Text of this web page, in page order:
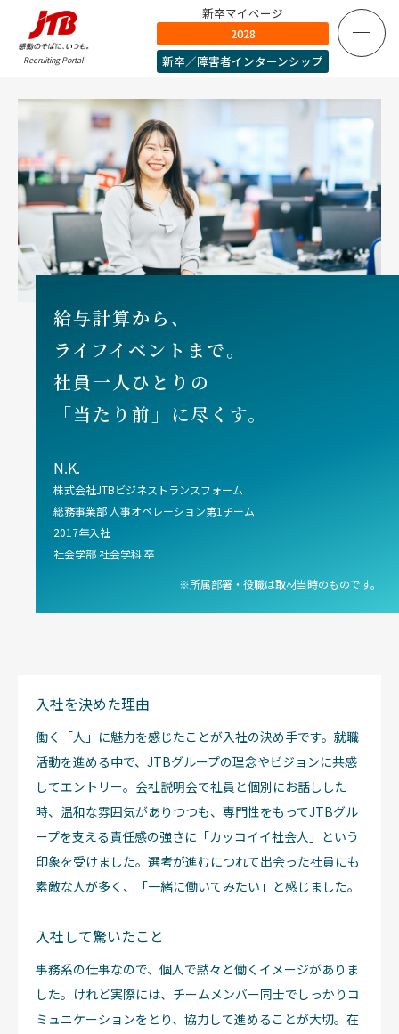
Recruiting Portal
新卒マイページ
2028
新卒／障害者インターンシップ
給与計算から、
ライフイベントまで。
社員一人ひとりの
「当たり前」に尽くす。
N.K.
株式会社JTBビジネストランスフォーム
総務事業部 人事オペレーション第1チーム
2017年入社
社会学部 社会学科 卒
※所属部署・役職は取材当時のものです。
入社を決めた理由
働く「人」に魅力を感じたことが入社の決め手です。就職
活動を進める中で、JTBグループの理念やビジョンに共感
してエントリー。会社説明会で社員と個別にお話しした
時、温和な雰囲気がありつつも、専門性をもってJTBグル
ープを支える責任感の強さに「カッコイイ社会人」という
印象を受けました。選考が進むにつれて出会った社員にも
素敵な人が多く、「一緒に働いてみたい」と感じました。
入社して驚いたこと
事務系の仕事なので、個人で黙々と働くイメージがありま
した。けれど実際には、チームメンバー同士でしっかりコ
ミュニケーションをとり、協力して進めることが大切。在